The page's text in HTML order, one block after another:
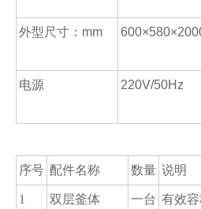
外型尺寸：mm
电源 220V/50Hz
序号 配件名称 数量 说明
1 双层釜体 一台 有效